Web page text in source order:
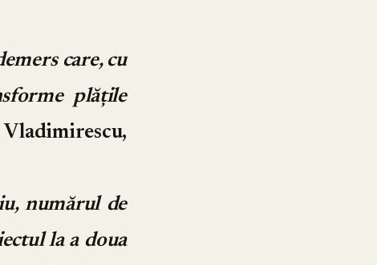
care, cu
plățile
numărul de
la a doua